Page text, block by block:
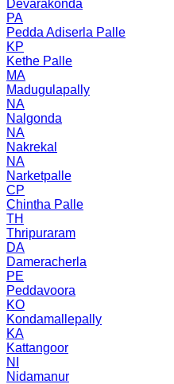
Devarakonda
PA
Pedda Adiserla Palle
KP
Kethe Palle
MA
Madugulapally
NA
Nalgonda
NA
Nakrekal
NA
Narketpalle
CP
Chintha Palle
TH
Thripuraram
DA
Dameracherla
PE
Peddavoora
KO
Kondamallepally
KA
Kattangoor
NI
Nidamanur